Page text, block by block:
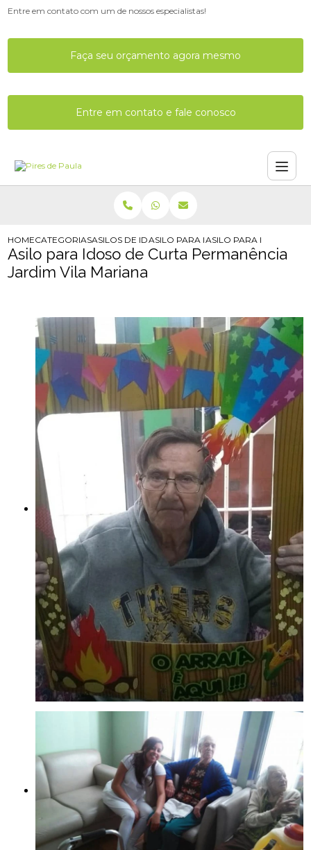
Entre em contato com um de nossos especialistas!
Faça seu orçamento agora mesmo
Entre em contato e fale conosco
HOMECATEGORIASASILOS DE IDOSOSASILO PARA IDOSO COMASILO PARA IDOSO DE
Asilo para Idoso de Curta Permanência
Jardim Vila Mariana